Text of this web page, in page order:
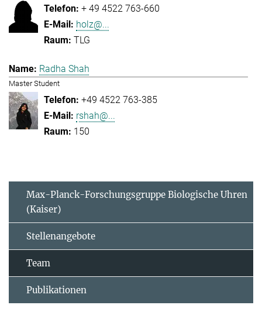
+ 49 4522 763-660
holz@...
TLG
Radha Shah
Master Student
+49 4522 763-385
rshah@...
150
Max-Planck-Forschungsgruppe Biologische Uhren
(Kaiser)
Stellenangebote
Team
Publikationen